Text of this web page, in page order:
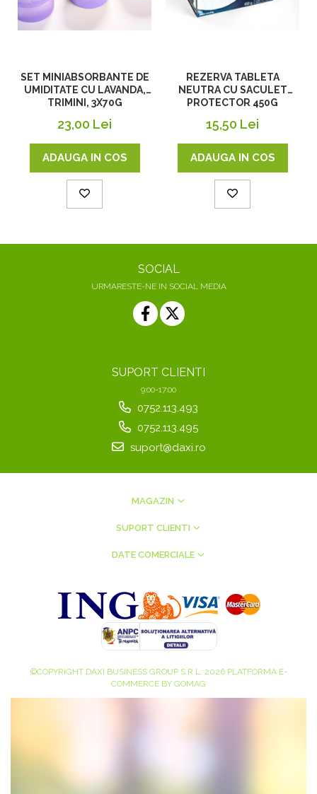
SET MINIABSORBANTE DE
UMIDITATE CU LAVANDA,
TRIMINI, 3X70G
23,00 Lei
ADAUGA IN COS
REZERVA TABLETA
NEUTRA CU SACULET
PROTECTOR 450G
15,50 Lei
ADAUGA IN COS
SOCIAL
URMARESTE-NE IN SOCIAL MEDIA
SUPORT CLIENTI
9:00-17:00
0752.113.493
0752.113.495
suport@daxi.ro
MAGAZIN
SUPORT CLIENTI
DATE COMERCIALE
©COPYRIGHT DAXI BUSINESS GROUP S.R.L. 2026 PLATFORMA E-
COMMERCE BY GOMAG